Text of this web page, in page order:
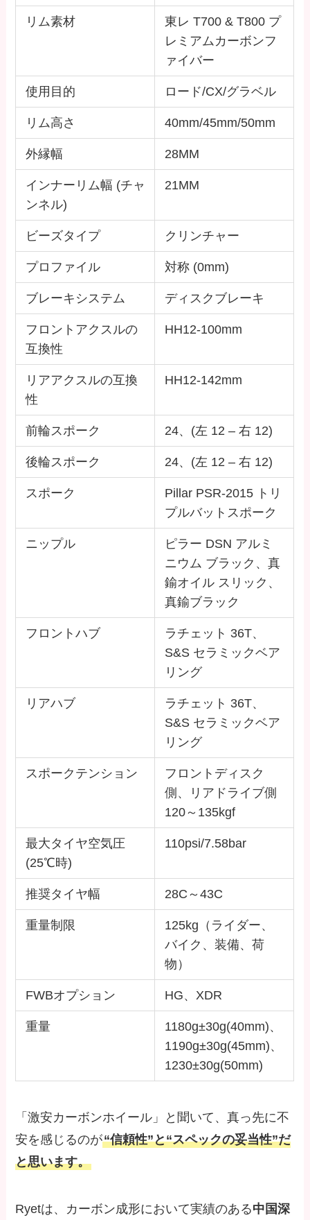
リム素材
東レ T700 & T800 プ
レミアムカーボンフ
ァイバー
使用目的 ロード/CX/グラベル
リム高さ 40mm/45mm/50mm
外縁幅 28MM
インナーリム幅 (チャ
ンネル)
21MM
ビーズタイプ クリンチャー
プロファイル 対称 (0mm)
ブレーキシステム ディスクブレーキ
フロントアクスルの
互換性
HH12-100mm
リアアクスルの互換
性
HH12-142mm
前輪スポーク 24、(左 12 – 右 12)
後輪スポーク 24、(左 12 – 右 12)
スポーク
Pillar PSR-2015 トリ
プルバットスポーク
ニップル
ピラー DSN アルミ
ニウム ブラック、真
鍮オイル スリック、
真鍮ブラック
フロントハブ
ラチェット 36T、
S&S セラミックベア
リング
リアハブ
ラチェット 36T、
S&S セラミックベア
リング
スポークテンション
フロントディスク
側、リアドライブ側
120～135kgf
最大タイヤ空気圧
(25℃時)
110psi/7.58bar
推奨タイヤ幅 28C～43C
重量制限
125kg（ライダー、
バイク、装備、荷
物）
FWBオプション HG、XDR
重量
1180g±30g(40mm)、
1190g±30g(45mm)、
1230±30g(50mm)
「激安カーボンホイール」と聞いて、真っ先に不
安を感じるのが“信頼性”と“スペックの妥当性”だ
と思います。
Ryetは、カーボン成形において実績のある中国深